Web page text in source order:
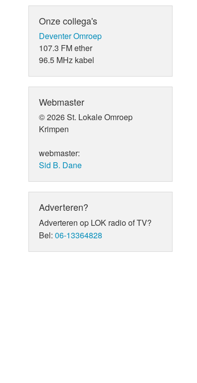
Onze collega's
Deventer Omroep
107.3 FM ether
96.5 MHz kabel
Webmaster
© 2026 St. Lokale Omroep
Krimpen
webmaster:
Sid B. Dane
Adverteren?
Adverteren op LOK radio of TV?
Bel:06-13364828